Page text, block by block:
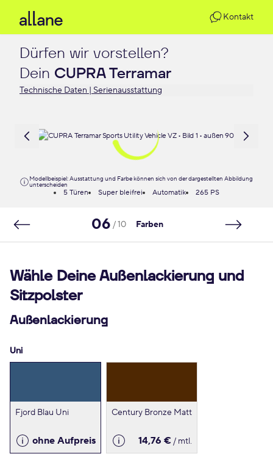
Kontakt
Dürfen wir vorstellen?
Dein CUPRA Terramar
Technische Daten | Serienausstattung
Modellbeispiel: Ausstattung und Farbe können sich von der dargestellten Abbildung
unterscheiden
5 Türen Super bleifrei Automatik 265 PS
06 / 10 Farben
Wähle Deine Außenlackierung und
Sitzpolster
Außenlackierung
Uni
Fjord Blau Uni
ohne Aufpreis
Century Bronze Matt
14,76 €/ mtl.